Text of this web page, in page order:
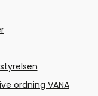
ordning VANA